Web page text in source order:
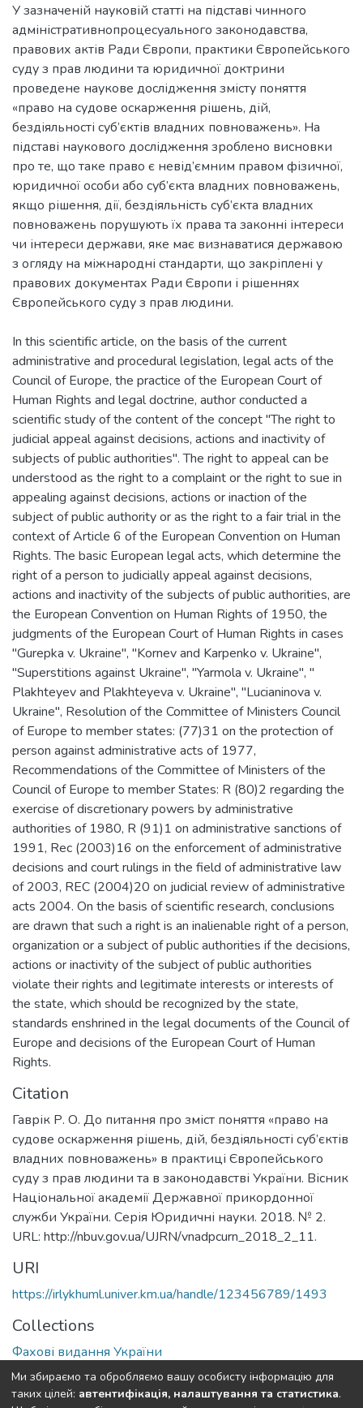
У зазначеній науковій статті на підставі чинного
адміністративнопроцесуального законодавства,
правових актів Ради Європи, практики Європейського
суду з прав людини та юридичної доктрини
проведене наукове дослідження змісту поняття
«право на судове оскарження рішень, дій,
бездіяльності суб’єктів владних повноважень». На
підставі наукового дослідження зроблено висновки
про те, що таке право є невід’ємним правом фізичної,
юридичної особи або суб’єкта владних повноважень,
якщо рішення, дії, бездіяльність суб’єкта владних
повноважень порушують їх права та законні інтереси
чи інтереси держави, яке має визнаватися державою
з огляду на міжнародні стандарти, що закріплені у
правових документах Ради Європи і рішеннях
Європейського суду з прав людини.
In this scientific article, on the basis of the current
administrative and procedural legislation, legal acts of the
Council of Europe, the practice of the European Court of
Human Rights and legal doctrine, author conducted a
scientific study of the content of the concept "The right to
judicial appeal against decisions, actions and inactivity of
subjects of public authorities". The right to appeal can be
understood as the right to a complaint or the right to sue in
appealing against decisions, actions or inaction of the
subject of public authority or as the right to a fair trial in the
context of Article 6 of the European Convention on Human
Rights. The basic European legal acts, which determine the
right of a person to judicially appeal against decisions,
actions and inactivity of the subjects of public authorities, are
the European Convention on Human Rights of 1950, the
judgments of the European Court of Human Rights in cases
"Gurepka v. Ukraine", "Kornev and Karpenko v. Ukraine",
"Superstitions against Ukraine", "Yarmola v. Ukraine", "
Plakhteyev and Plakhteyeva v. Ukraine", "Lucianinova v.
Ukraine", Resolution of the Committee of Ministers Council
of Europe to member states: (77)31 on the protection of
person against administrative acts of 1977,
Recommendations of the Committee of Ministers of the
Council of Europe to member States: R (80)2 regarding the
exercise of discretionary powers by administrative
authorities of 1980, R (91)1 on administrative sanctions of
1991, Rec (2003)16 on the enforcement of administrative
decisions and court rulings in the field of administrative law
of 2003, REC (2004)20 on judicial review of administrative
acts 2004. On the basis of scientific research, conclusions
are drawn that such a right is an inalienable right of a person,
organization or a subject of public authorities if the decisions,
actions or inactivity of the subject of public authorities
violate their rights and legitimate interests or interests of
the state, which should be recognized by the state,
standards enshrined in the legal documents of the Council of
Europe and decisions of the European Court of Human
Rights.
Citation
Гаврік Р. О. До питання про зміст поняття «право на
судове оскарження рішень, дій, бездіяльності суб’єктів
владних повноважень» в практиці Європейського
суду з прав людини та в законодавстві України. Вісник
Національної академії Державної прикордонної
служби України. Серія Юридичні науки. 2018. № 2.
URL: http://nbuv.gov.ua/UJRN/vnadpcurn_2018_2_11.
URI
https://irlykhuml.univer.km.ua/handle/123456789/1493
Collections
Фахові видання України
Full item page
Ми збираємо та обробляємо вашу особисту інформацію для
таких цілей: автентифікація, налаштування та статистика.